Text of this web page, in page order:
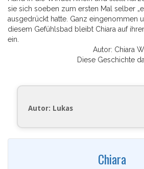
sie sich soeben zum ersten Mal selber
ausgedrückt hatte. Ganz eingenommen
diesem Gefühlsbad bleibt Chiara auf
ein.
Autor: Chiara
Diese Geschichte
Autor: Lukas
Chiara